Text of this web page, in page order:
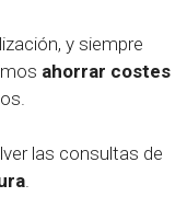
y siempre
ahorrar costes
las consultas de
.